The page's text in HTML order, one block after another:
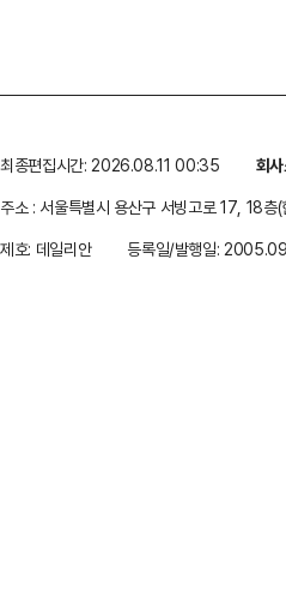
최종편집시간: 2026.08.11 00:35 회
주소 : 서울특별시 용산구 서빙고로 17, 18층
제호: 데일리안
등록일/발행일: